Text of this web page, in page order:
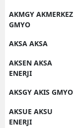
AKMGY AKMERKEZ
GMYO
AKSA AKSA
AKSEN AKSA
ENERJI
AKSGY AKIS GMYO
AKSUE AKSU
ENERJI